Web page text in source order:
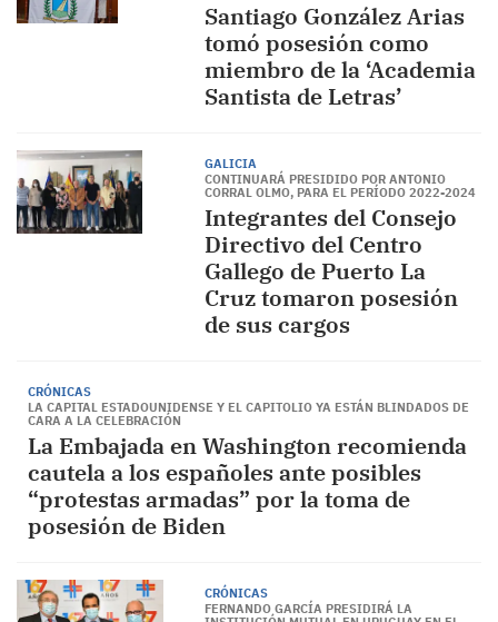
Santiago González Arias
tomó posesión como
miembro de la ‘Academia
Santista de Letras’
GALICIA
CONTINUARÁ PRESIDIDO POR ANTONIO
CORRAL OLMO, PARA EL PERÍODO 2022-2024
Integrantes del Consejo
Directivo del Centro
Gallego de Puerto La
Cruz tomaron posesión
de sus cargos
CRÓNICAS
LA CAPITAL ESTADOUNIDENSE Y EL CAPITOLIO YA ESTÁN BLINDADOS DE
CARA A LA CELEBRACIÓN
La Embajada en Washington recomienda
cautela a los españoles ante posibles
“protestas armadas” por la toma de
posesión de Biden
CRÓNICAS
FERNANDO GARCÍA PRESIDIRÁ LA